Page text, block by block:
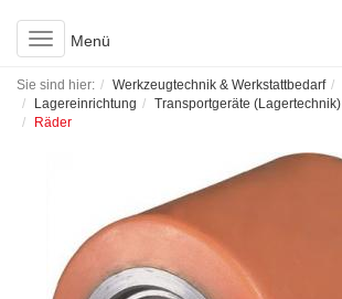
Toggle
navigation
Menü
Sie sind hier: Werkzeugtechnik & Werkstattbedarf
Lagereinrichtung
Transportgeräte (Lagertechnik)
Räder